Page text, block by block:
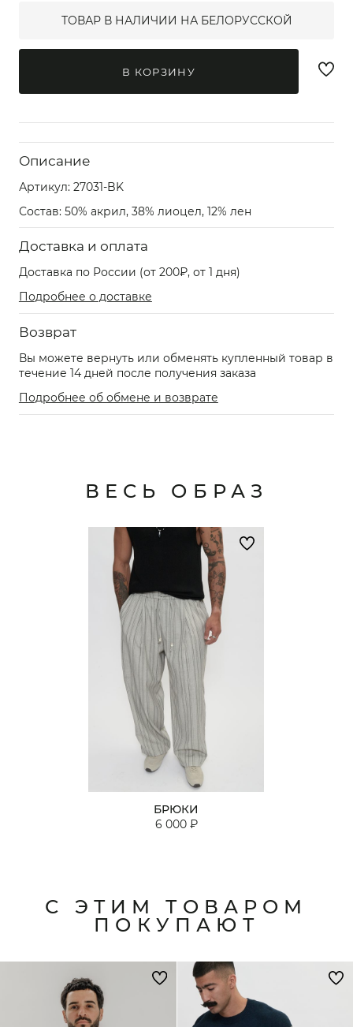
ТОВАР В НАЛИЧИИ НА БЕЛОРУССКОЙ
В КОРЗИНУ
Описание
Артикул: 27031-BK
Состав: 50% акрил, 38% лиоцел, 12% лен
Доставка и оплата
Доставка по России (от 200₽, от 1 дня)
Подробнее о доставке
Возврат
Вы можете вернуть или обменять купленный товар в
течение 14 дней после получения заказа
Подробнее об обмене и возврате
ВЕСЬ ОБРАЗ
БРЮКИ
6 000 ₽
С ЭТИМ ТОВАРОМ
ПОКУПАЮТ